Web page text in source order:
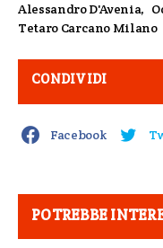
Alessandro D'Avenia,
Tetaro Carcano Milano
CONDIVIDI
Facebook
POTREBBE